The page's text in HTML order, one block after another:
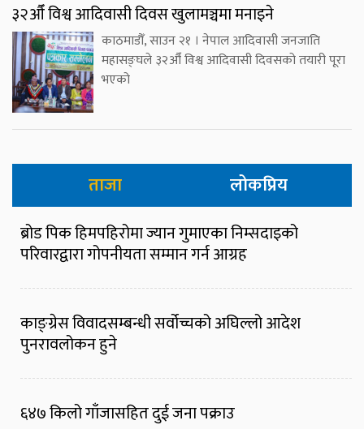
३२औँ विश्व आदिवासी दिवस खुलामञ्चमा मनाइने
काठमाडौँ, साउन २१ । नेपाल आदिवासी जनजाति
महासङ्घले ३२औँ विश्व आदिवासी दिवसको तयारी पूरा
भएको
ताजा लोकप्रिय
ब्रोड पिक हिमपहिरोमा ज्यान गुमाएका निम्सदाइको
परिवारद्वारा गोपनीयता सम्मान गर्न आग्रह
काङ्ग्रेस विवादसम्बन्धी सर्वोच्चको अघिल्लो आदेश
पुनरावलोकन हुने
६४७ किलो गाँजासहित दुई जना पक्राउ